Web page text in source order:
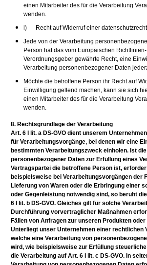
einen Mitarbeiter des für die Verarbeitung
wenden.
i) Recht auf Widerruf einer
Jede von der Verarbeitung
Person hat das vom Europäischen Richtlinien-
Verordnungsgeber gewährte Recht, eine
Verarbeitung personenbezogener Daten
Möchte die betroffene Person ihr Recht auf
Einwilligung geltend machen, kann sie sich
einen Mitarbeiter des für die Verarbeitung
wenden.
8. Rechtsgrundlage der Verarbeitung
Art. 6 I lit. a DS-GVO dient unserem
für Verarbeitungsvorgänge, bei denen wir eine
bestimmten Verarbeitungszweck einholen. Ist
personenbezogener Daten zur Erfüllung eines
Vertragspartei die betroffene Person ist,
beispielsweise bei Verarbeitungsvorgängen der
Lieferung von Waren oder die Erbringung einer
oder Gegenleistung notwendig sind, so beruht
6 I lit. b DS-GVO. Gleiches gilt für solche
Durchführung vorvertraglicher Maßnahmen
Fällen von Anfragen zur unseren Produkten
Unterliegt unser Unternehmen einer rechtlichen
welche eine Verarbeitung von
wird, wie beispielsweise zur Erfüllung
die Verarbeitung auf Art. 6 I lit. c DS-GVO. In